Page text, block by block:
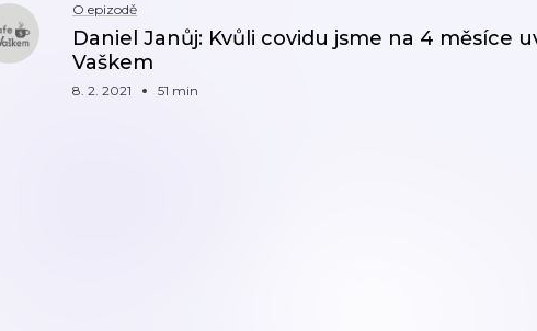
O epizodě
Daniel Janůj: Kvůli covidu jsme na 4 měsíce
Vaškem
8. 2. 2021 51 min